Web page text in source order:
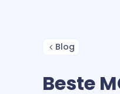
Blog
Beste